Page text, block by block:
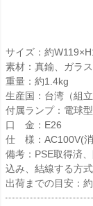
サイズ：約
素材：真鍮、ガラス
重量：約1.4kg
生産国：台湾（組
付属ランプ：電球
口 金：E26
仕 様：AC100V(消
備考：PSE取得済
込み、結線する方式
出荷までの目安：